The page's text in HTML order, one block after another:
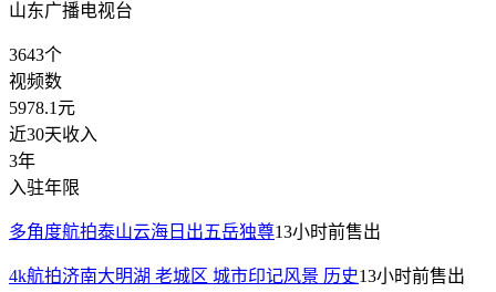
山东广播电视台
3643个
视频数
5978.1元
近30天收入
3年
入驻年限
多角度航拍泰山云海日出五岳独尊13小时前售出
4k航拍济南大明湖 老城区 城市印记风景 历史13小时前售出